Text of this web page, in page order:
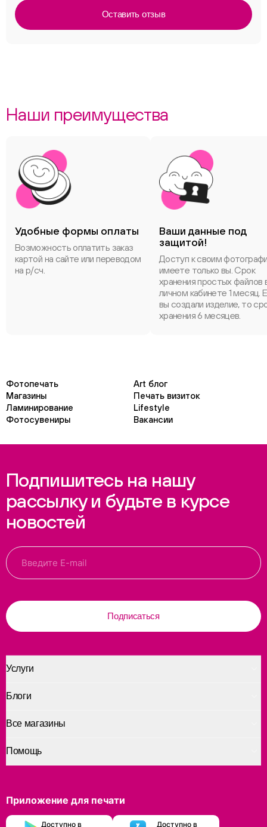
Оставить отзыв
Наши преимущества
Удобные формы оплаты
Возможность оплатить заказ
картой на сайте или переводом
на р/сч.
Ваши данные под
защитой!
Доступ к своим
имеете только вы. Срок
хранения простых файлов
личном кабинете 1 месяц.
вы создали изделие, то
хранения 6 месяцев.
Фотопечать
Art блог
Магазины
Печать визиток
Ламинирование
Lifestyle
Фотосувениры
Вакансии
Подпишитесь на нашу
рассылку и будьте в курсе
новостей
Подписаться
Услуги
Помощь
Блоги
Все магазины
Приложение для печати
Доступно в Доступно в